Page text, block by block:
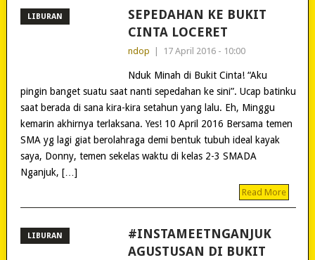
LIBURAN
SEPEDAHAN KE BUKIT
CINTA LOCERET
ndop 17 April 2016 - 10:00
Nduk Minah di Bukit Cinta! “Aku
pingin banget suatu saat nanti sepedahan ke sini”. Ucap batinku
saat berada di sana kira-kira setahun yang lalu. Eh, Minggu
kemarin akhirnya terlaksana. Yes! 10 April 2016 Bersama temen
SMA yg lagi giat berolahraga demi bentuk tubuh ideal kayak
saya, Donny, temen sekelas waktu di kelas 2-3 SMADA
Nganjuk, […]
Read More
LIBURAN
#INSTAMEETNGANJUK
AGUSTUSAN DI BUKIT